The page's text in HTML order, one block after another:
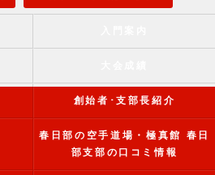
創始者･支部長紹介
春日部の空手道場・極真館 春日
部支部の口コミ情報